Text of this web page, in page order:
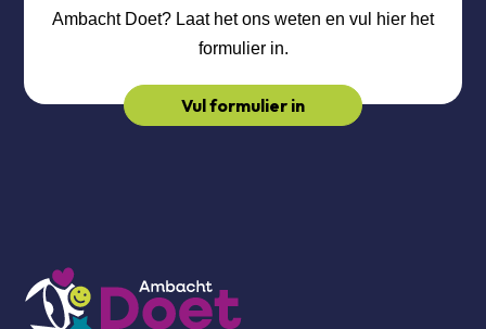
Ambacht Doet? Laat het ons weten en vul hier het
formulier in.
Vul formulier in